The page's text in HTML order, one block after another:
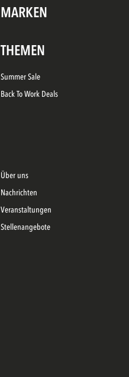
MARKEN
THEMEN
Summer Sale
Back To Work Deals
Über uns
Nachrichten
Veranstaltungen
Stellenangebote